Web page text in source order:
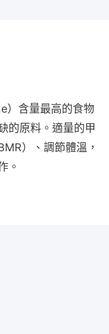
）含量最高的食物
的原料。適量的甲
）、調節體溫，
。